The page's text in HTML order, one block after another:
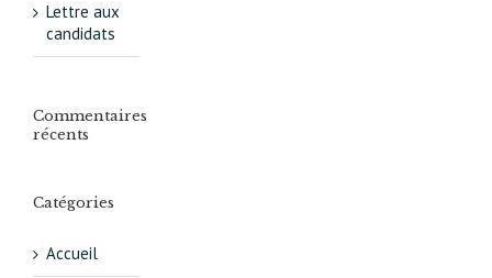
Lettre aux
candidats
Commentaires
récents
Catégories
Accueil